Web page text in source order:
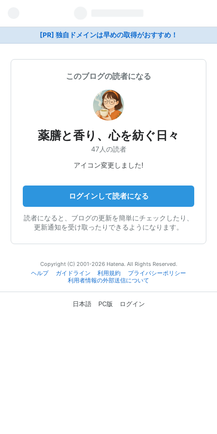
[PR] 独自ドメインは早めの取得がおすすめ！
このブログの読者になる
薬膳と香り、心を紡ぐ日々
47人の読者
アイコン変更しました!
ログインして読者になる
読者になると、ブログの更新を簡単にチェックしたり、
更新通知を受け取ったりできるようになります。
Copyright (C) 2001-2026 Hatena. All Rights Reserved.
ヘルプ
ガイドライン 利用規約
プライバシーポリシー
利用者情報の外部送信について
日本語 PC版 ログイン